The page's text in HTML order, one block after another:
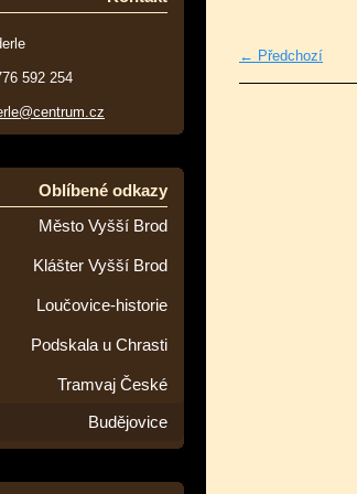
← Předchozí
592 254
Oblíbené odkazy
Město Vyšší Brod
Klášter Vyšší Brod
Loučovice-historie
Podskala u Chrasti
Tramvaj České
Budějovice